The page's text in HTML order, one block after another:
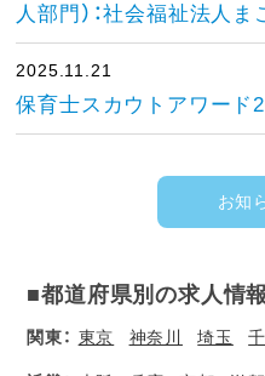
人部門）：社会福祉法人
2025.11.21
保育士スカウトアワード
お知
■都道府県別の求人情報
関東： 東京 神奈川 埼玉